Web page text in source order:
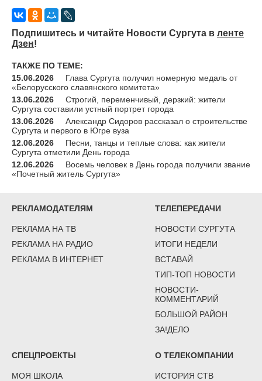
Подпишитесь и читайте Новости Сургута в ленте
Дзен!
ТАКЖЕ ПО ТЕМЕ:
15.06.2026
Глава Сургута получил номерную медаль от
«Белорусского славянского комитета»
13.06.2026
Строгий, переменчивый, дерзкий: жители
Сургута составили устный портрет города
13.06.2026
Александр Сидоров рассказал о строительстве
Сургута и первого в Югре вуза
12.06.2026
Песни, танцы и теплые слова: как жители
Сургута отметили День города
12.06.2026
Восемь человек в День города получили звание
«Почетный житель Сургута»
РЕКЛАМОДАТЕЛЯМ
РЕКЛАМА НА ТВ
РЕКЛАМА НА РАДИО
РЕКЛАМА В ИНТЕРНЕТ
ТЕЛЕПЕРЕДАЧИ
НОВОСТИ СУРГУТА
ИТОГИ НЕДЕЛИ
ВСТАВАЙ
ТИП-ТОП НОВОСТИ
НОВОСТИ-
КОММЕНТАРИЙ
БОЛЬШОЙ РАЙОН
ЗА!ДЕЛО
СПЕЦПРОЕКТЫ
МОЯ ШКОЛА
О ТЕЛЕКОМПАНИИ
ИСТОРИЯ СТВ